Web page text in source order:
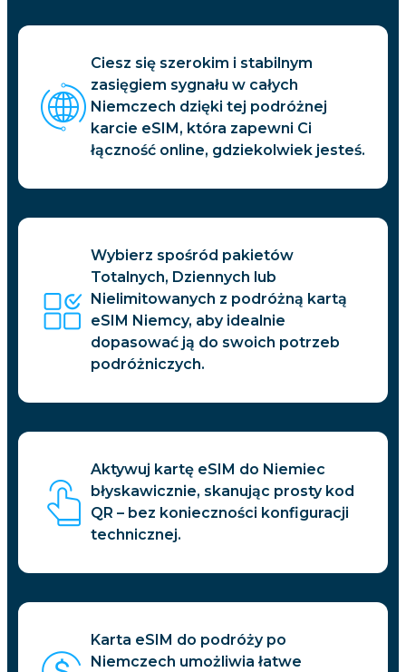
Ciesz się szerokim i stabilnym
zasięgiem sygnału w całych
Niemczech dzięki tej podróżnej
karcie eSIM, która zapewni Ci
łączność online, gdziekolwiek jesteś.
Wybierz spośród pakietów
Totalnych, Dziennych lub
Nielimitowanych z podróżną kartą
eSIM Niemcy, aby idealnie
dopasować ją do swoich potrzeb
podróżniczych.
Aktywuj kartę eSIM do Niemiec
błyskawicznie, skanując prosty kod
QR – bez konieczności konfiguracji
technicznej.
Karta eSIM do podróży po
Niemczech umożliwia łatwe